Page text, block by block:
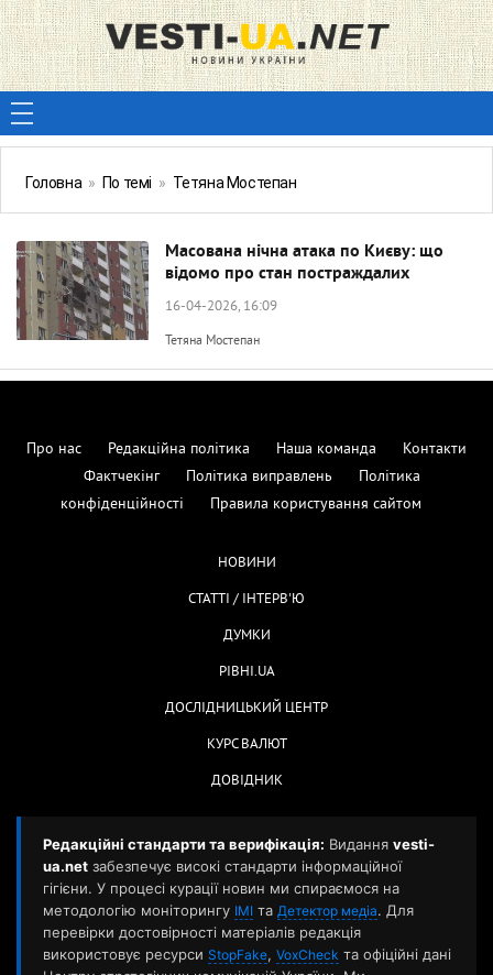
Головна » По темі » Тетяна Мостепан
Масована нічна атака по Києву: що
відомо про стан постраждалих
16-04-2026, 16:09
Тетяна Мостепан
Про нас Редакційна політика Наша команда
Контакти
Фактчекінг
Політика виправлень
Політика
конфіденційності
Правила користування сайтом
НОВИНИ
СТАТТІ / ІНТЕРВ'Ю
ДУМКИ
РІВНІ.UA
ДОСЛІДНИЦЬКИЙ ЦЕНТР
КУРС ВАЛЮТ
ДОВІДНИК
Редакційні стандарти та верифікація: Видання vesti-
ua.net забезпечує високі стандарти інформаційної
гігієни. У процесі курації новин ми спираємося на
методологію моніторингу ІМІ та Детектор медіа. Для
перевірки достовірності матеріалів редакція
використовує ресурси StopFake, VoxCheck та офіційні дані